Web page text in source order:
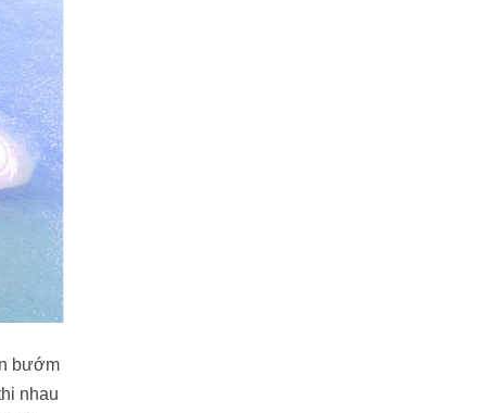
bướm
nhau